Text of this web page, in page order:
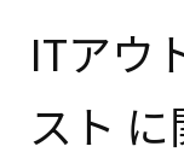
ITアウ
スト